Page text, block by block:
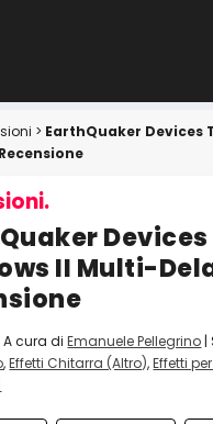
> EarthQuaker Devices
II Multi-
A cura diEmanuele Pellegrino |
,Effetti Chitarra (Altro),Effetti